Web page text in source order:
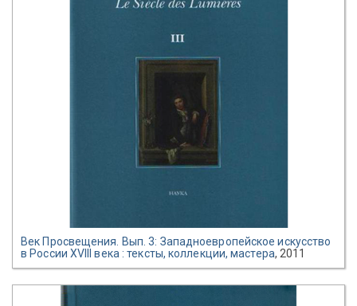
Век Просвещения. Вып. 3: Западноевропейское искусство
в России XVIII века : тексты, коллекции, мастера, 2011